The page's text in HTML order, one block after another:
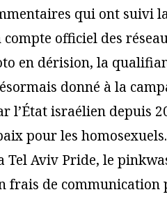
qui ont suivi
officiel des
en dérision, la
donné à la
l’État israélien depuis
pour les homosexuels.
Aviv Pride, le
frais de communication